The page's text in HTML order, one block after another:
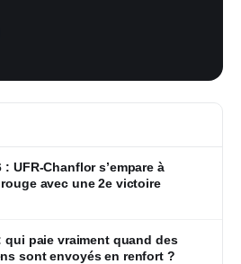
UFR-Chanflor s’empare à
avec une 2e victoire
qui paie vraiment quand des
sont envoyés en renfort ?